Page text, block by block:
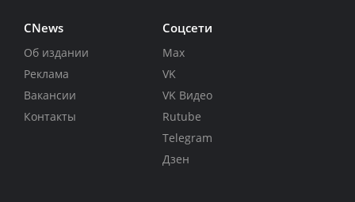
CNews
Об издании
Реклама
Вакансии
Контакты
Соцсети
Max
VK
VK Видео
Rutube
Telegram
Дзен